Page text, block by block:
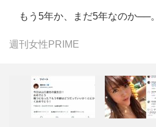
もう5年か、まだ5年なのか──。
週刊女性PRIME